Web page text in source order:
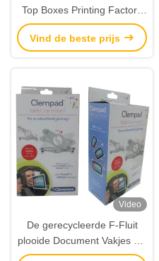
Top Boxes Printing Factory
van het e-Fluit
Golfkartonbroodje
Vind de beste prijs
Video
De gerecycleerde F-Fluit
plooide Document Vakjes die
voor Tablet drukken opzet